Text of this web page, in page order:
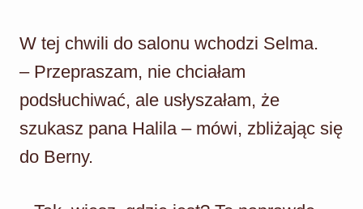
W tej chwili do salonu wchodzi Selma.
– Przepraszam, nie chciałam
podsłuchiwać, ale usłyszałam, że
szukasz pana Halila – mówi, zbliżając się
do Berny.